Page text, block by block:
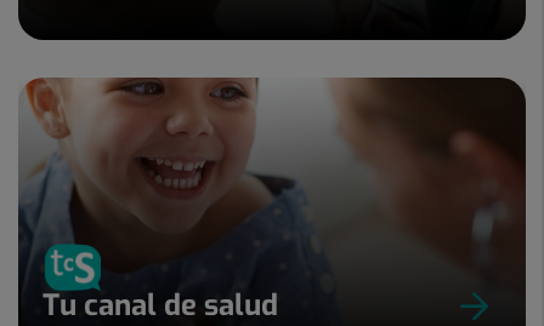
Tu canal de salud